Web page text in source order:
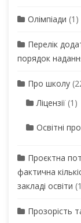
Олімпіади (1)
Перелік
порядок
Про школу
Ліцензії (1)
Освітні
Проєктна
фактична
закладі освіти
Прозорість